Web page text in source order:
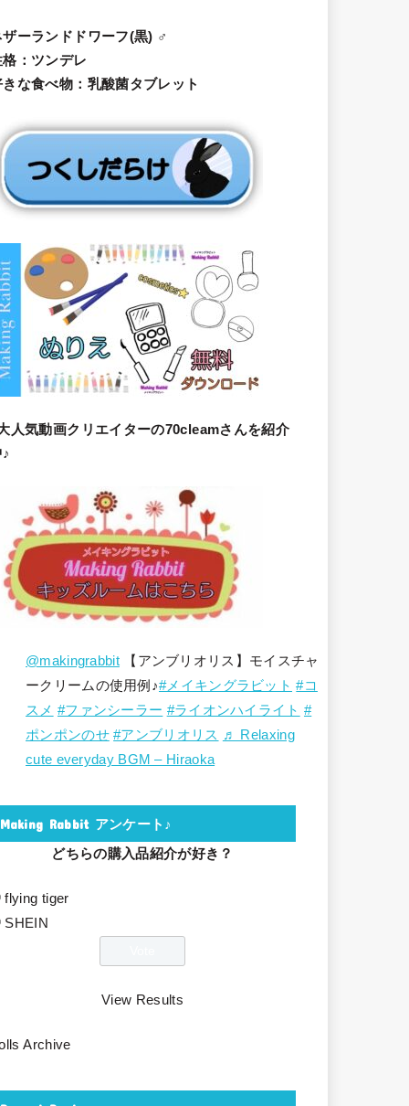
ザーランドドワーフ(黒) ♂
格：ツンデレ
きな食べ物：乳酸菌タブレット
人気動画クリエイターの70cleamさんを紹介
@makingrabbit【アンブリオリス】モイスチャ
ークリームの使用例♪#メイキングラビット #コ
スメ #ファンシーラー #ライオンハイライト #
ポンポンのせ #アンブリオリス ♬ Relaxing
cute everyday BGM – Hiraoka
Making Rabbit アンケート♪
どちらの購入品紹介が好き？
flying tiger
SHEIN
View Results
Archive